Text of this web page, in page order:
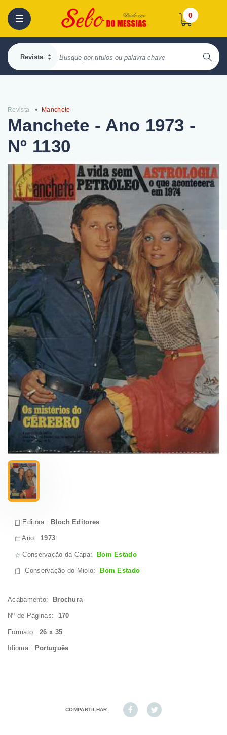
0
Revista Manchete
Manchete - Ano 1973 -
Nº 1130
Editora: Bloch Editores
Ano:1973
Conservação da Capa: Bom Estado
Conservação do Miolo: Bom Estado
Acabamento: Brochura
Nº de Páginas: 170
Formato: 26 x 35
Idioma: Português
COMPARTILHAR: